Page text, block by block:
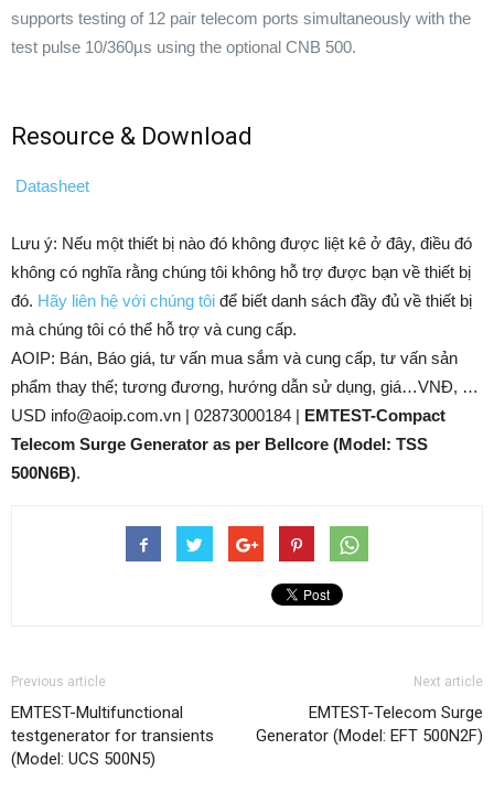
supports testing of 12 pair telecom ports simultaneously with the
test pulse 10/360µs using the optional CNB 500.
Resource & Download
Datasheet
Lưu ý: Nếu một thiết bị nào đó không được liệt kê ở đây, điều đó
không có nghĩa rằng chúng tôi không hỗ trợ được bạn về thiết bị
đó. Hãy liên hệ với chúng tôi để biết danh sách đầy đủ về thiết bị
mà chúng tôi có thể hỗ trợ và cung cấp.
AOIP: Bán, Báo giá, tư vấn mua sắm và cung cấp, tư vấn sản
phẩm thay thế; tương đương, hướng dẫn sử dụng, giá…VNĐ, …
USD info@aoip.com.vn | 02873000184 | EMTEST-Compact
Telecom Surge Generator as per Bellcore (Model: TSS
500N6B).
Previous article
EMTEST-Multifunctional
testgenerator for transients
(Model: UCS 500N5)
Next article
EMTEST-Telecom Surge
Generator (Model: EFT 500N2F)